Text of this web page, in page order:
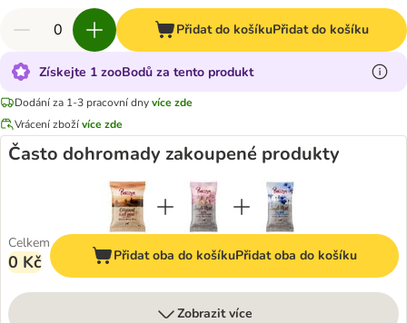
Přidat do košíkuPřidat do košíku
Získejte 1 zooBodů za tento produkt
Dodání za 1-3 pracovní dnyvíce zde
Vrácení zbožívíce zde
Často dohromady zakoupené produkty
Celkem
0 Kč Přidat oba do košíkuPřidat oba do košíku
Zobrazit více